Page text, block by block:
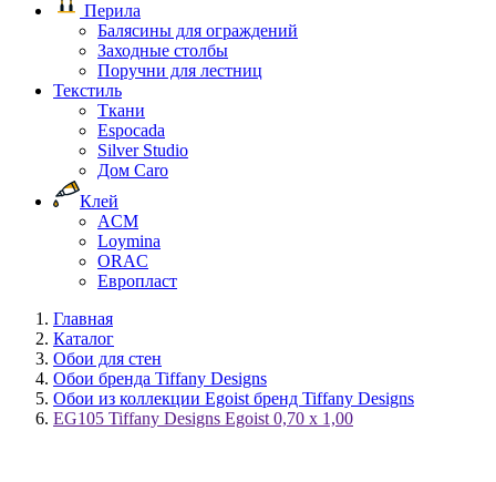
Перила
Балясины для ограждений
Заходные столбы
Поручни для лестниц
Текстиль
Ткани
Espocada
Silver Studio
Дом Caro
Клей
ACM
Loymina
ORAC
Европласт
Главная
Каталог
Обои для стен
Обои бренда Tiffany Designs
Обои из коллекции Egoist бренд Tiffany Designs
EG105 Tiffany Designs Egoist 0,70 x 1,00